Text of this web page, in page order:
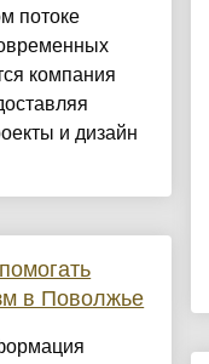
потоке
компания
и дизайн
в Поволжье